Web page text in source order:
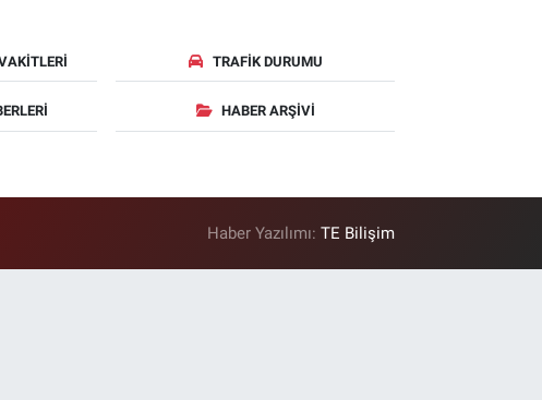
TRAFIK DURUMU
HABER ARŞIVI
Haber Yazılımı:TE Bilişim